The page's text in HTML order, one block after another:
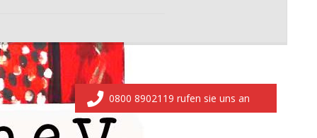
0800 8902119 rufen sie uns an